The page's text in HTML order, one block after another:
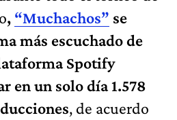
, “Muchachos” se
más escuchado de
Spotify
en un solo día 1.578
, de acuerdo